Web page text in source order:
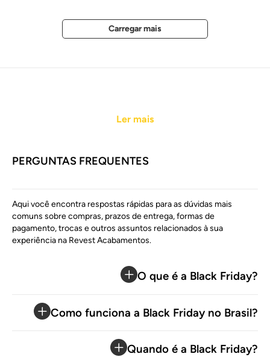
Ler mais
PERGUNTAS FREQUENTES
Aqui você encontra respostas rápidas para as dúvidas mais
comuns sobre compras, prazos de entrega, formas de
pagamento, trocas e outros assuntos relacionados à sua
experiência na Revest Acabamentos.
O que é a Black Friday?
Como funciona a Black Friday no Brasil?
Quando é a Black Friday?